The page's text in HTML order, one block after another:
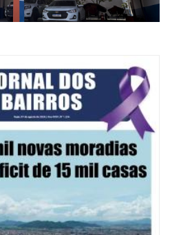
plano de contingência contra El Niño na